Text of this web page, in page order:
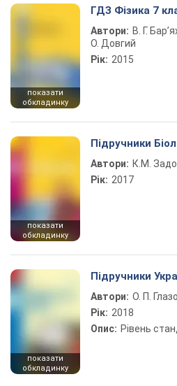
показати
обкладинку
ГДЗ Фізика 7
Автори: В. Г.
О. Довгий
Рік: 2015
показати
обкладинку
Підручники
Автори: К.М.
Рік: 2017
показати
обкладинку
Підручники
Автори: О. П.
Рік: 2018
Опис: Рівень